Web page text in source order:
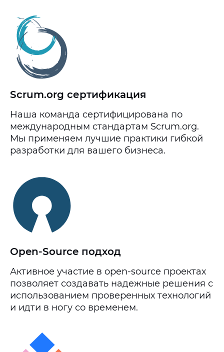
Scrum.org сертификация
Наша команда сертифицирована по
международным стандартам Scrum.org.
Мы применяем лучшие практики гибкой
разработки для вашего бизнеса.
Open-Source подход
Активное участие в open-source проектах
позволяет создавать надежные решения с
использованием проверенных технологий
и идти в ногу со временем.